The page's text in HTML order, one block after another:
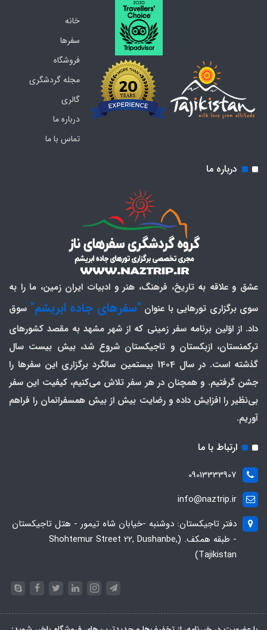
خانه
سفرها
فروشگاه
مجله گردشگری
گالری
درباره ما
تماس با ما
درباره ما
عشق و علاقه به تاریخ، فرهنگ، هنر و ادبیات ایران زمین، ما را به
سوی برگزاری تورهایی با عنوان "سفرهای جاده ابریشم" سوق
داد. از اوّلین برنامه سفر زمینی که از شهر مشهد به مقصد کشورهای
ترکمنستان، ازبکستان و تاجیکستان شروع شد، بیش بیست سال
گذشته است. در سال 1404 بیستمین سالگرد برگزاری این سفرها را
جشن گرفتیم. و همچنان در هر سفر تلاش می‌کنیم، کیفیت این سفر
بی‌نظیر را افزایش داده و رضایت بیش از بیش همسفرانمان را فراهم
آوریم.
ارتباط با ما
09013333907
info@naztrip.ir
دفتر تاجیکستان: دوشنبه -خیابان شاه تیمور - هتل تاجیکستان
- طبقه همکف. (Shohtemur Street 22, Dushanbe,
Tajikistan)